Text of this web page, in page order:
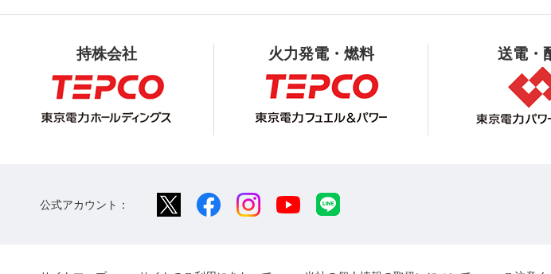
持株会社 火力発電・燃料 送電・
公式アカウント：